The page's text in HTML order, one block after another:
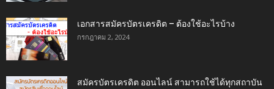
เอกสารสมัครบัตรเครดิต – ต้องใช้อะไรบ้าง
กรกฎาคม 2, 2024
สมัครบัตรเครดิต ออนไลน์ สามารถใช้ได้ทุกสถาบัน